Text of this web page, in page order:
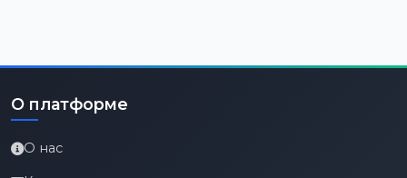
О платформе
О нас